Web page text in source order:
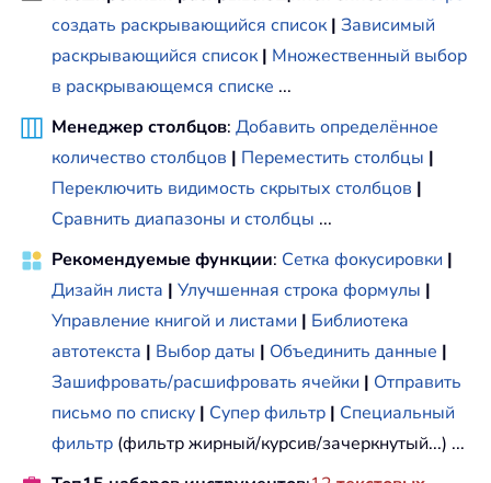
создать раскрывающийся список | Зависимый
раскрывающийся список | Множественный выбор
в раскрывающемся списке ...
Менеджер столбцов: Добавить определённое
количество столбцов | Переместить столбцы |
Переключить видимость скрытых столбцов |
Сравнить диапазоны и столбцы ...
Рекомендуемые функции: Сетка фокусировки |
Дизайн листа | Улучшенная строка формулы |
Управление книгой и листами | Библиотека
автотекста | Выбор даты | Объединить данные |
Зашифровать/расшифровать ячейки | Отправить
письмо по списку | Супер фильтр | Специальный
фильтр (фильтр жирный/курсив/зачеркнутый...) ...